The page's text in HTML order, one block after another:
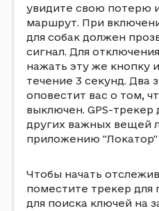
увидите свою потерю
маршрут. При
для собак должен
сигнал. Для
нажать эту же кнопку
течение 3 секунд. Два
оповестит вас о том,
выключен. GPS-трекер
других важных вещей
приложению "Локатор"
Чтобы начать
поместите трекер для
для поиска ключей на